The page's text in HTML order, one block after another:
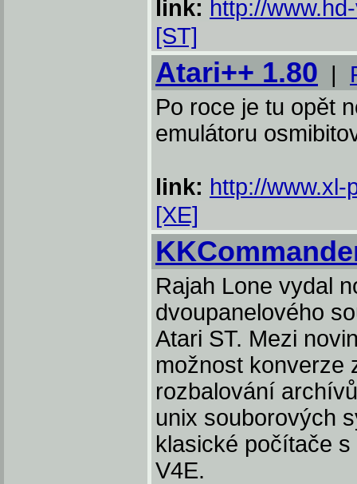
link: http://
[ST]
Atari++ 1.80 |
Po roce je tu opět
emulátoru
link: http://www.xl-
[XE]
Rajah Lone vydal
dvoupanelového
Atari ST. Mezi
možnost konverze
rozbalování
unix souborových
klasické počítače
V4E.